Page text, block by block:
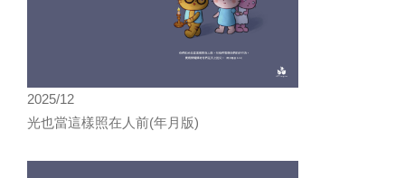
2025/12
光也當這樣照在人前(年月版)